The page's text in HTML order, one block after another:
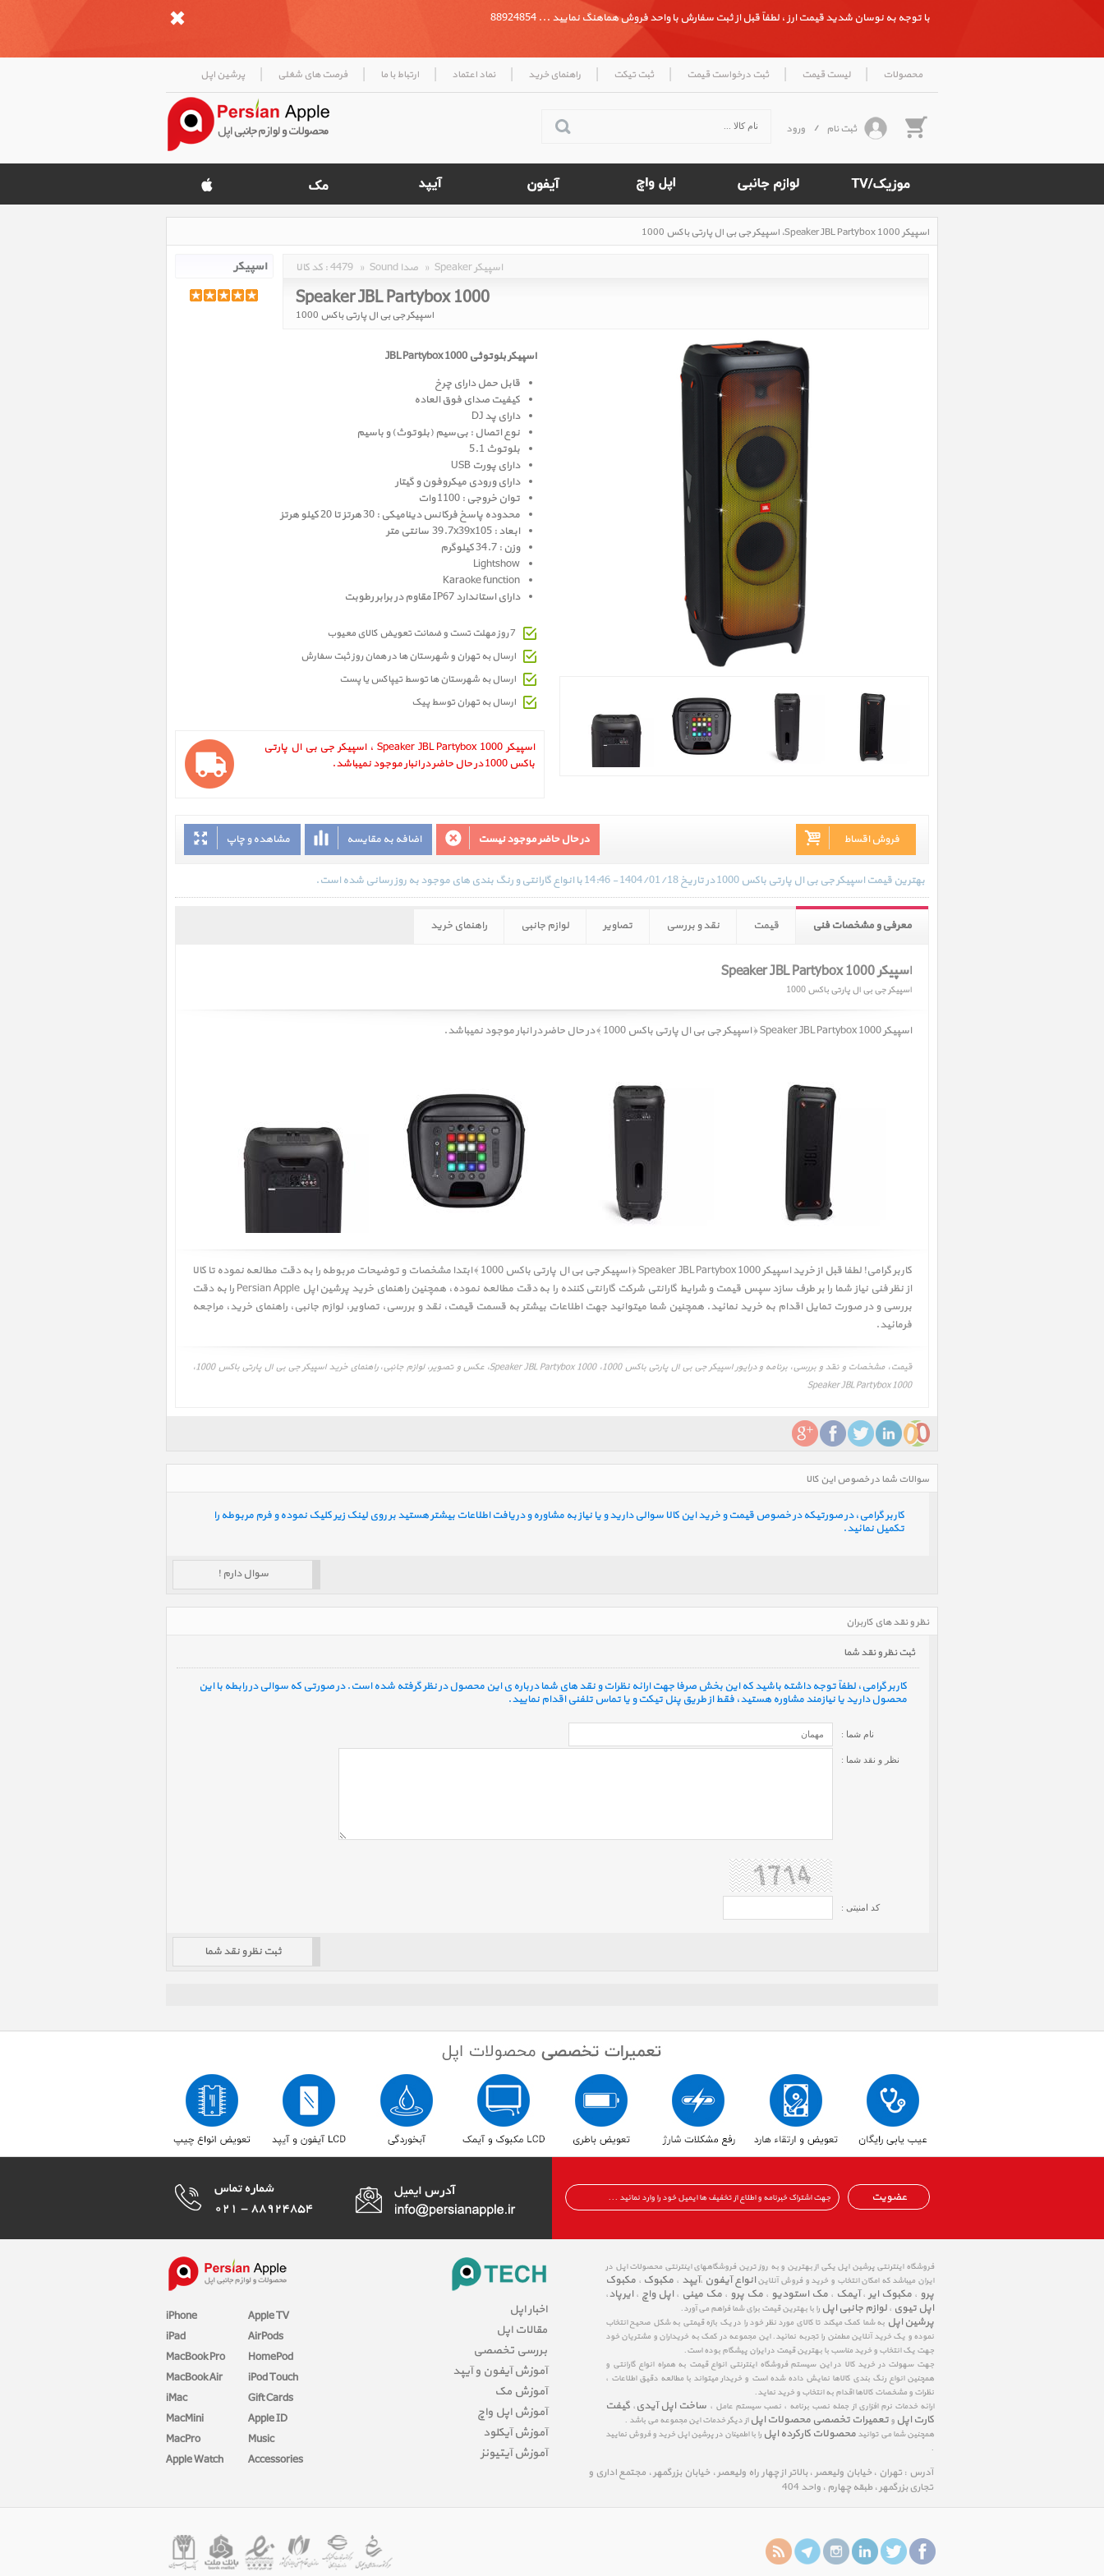
با توجه به نوسان شدید قیمت ارز ، لطفاً قبل از ثبت سفارش با واحد فروش هماهنگ نمایید ... 88924854
محصولات | لیست قیمت | ثبت درخواست قیمت | ثبت تیکت | راهنمای خرید | نماد اعتماد | ارتباط با ما | فرصت های شغلی | پرشین اپل
ثبت نام / ورود
اسپیکر Speaker JBL Partybox 1000، اسپیکر جی بی ال پارتی باکس 1000
Rated
کد کالا :4479 » Sound صدا » Speaker اسپیکر
Speaker JBL Partybox 1000
اسپیکر جی بی ال پارتی باکس 1000
اسپیکر بلوتوثی JBL Partybox 1000
قابل حمل دارای چرخ
کیفیت صدای فوق العاده
دارای پد DJ
نوع اتصال : بی‌سیم (بلوتوث) و باسیم
بلوتوث 5.1
دارای پورت USB
دارای ورودی میکروفون و گیتار
توان خروجی : 1100 وات
محدوده پاسخ فرکانس دینامیکی : 30 هرتز تا 20 کیلو هرتز
ابعاد : 39.7x39x105 سانتی متر
وزن : 34.7 کیلوگرم
Lightshow
Karaoke function
دارای استاندارد IP67 مقاوم در برابر رطوبت
7 روز مهلت تست و ضمانت تعویض کالای معیوب
ارسال به تهران و شهرستان ها در همان روز ثبت سفارش
ارسال به شهرستان ها توسط تیپاکس یا پست
ارسال به تهران توسط پیک
اسپیکر Speaker JBL Partybox 1000 ، اسپیکر جی بی ال پارتی
باکس 1000 در حال حاضر در انبار موجود نمیباشد.
مشاهده و چاپ اضافه به مقایسه در حال حاضر موجود نیست فروش اقساط
بهترین قیمت اسپیکر جی بی ال پارتی باکس 1000 در تاریخ 1404/01/18 - 14:46 با انواع گارانتی و رنگ بندی های موجود به روز رسانی شده است.
معرفی و مشخصات فنی قیمت نقد و بررسی تصاویر لوازم جانبی راهنمای خرید
اسپیکر Speaker JBL Partybox 1000
اسپیکر جی بی ال پارتی باکس 1000
اسپیکر Speaker JBL Partybox 1000 ﴿ اسپیکر جی بی ال پارتی باکس 1000 ﴾ در حال حاضر در انبار موجود نمیباشد.
کاربر گرامی! لطفا قبل از خرید اسپیکر Speaker JBL Partybox 1000 ﴿ اسپیکر جی بی ال پارتی باکس 1000 ﴾ ابتدا مشخصات و توضیحات مربوطه را به دقت مطالعه نموده تا کالا
از نظر فنی نیاز شما را بر طرف سازد سپس قیمت و شرایط گارانتی شرکت گارانتی کننده را به دقت مطالعه نموده، همچنین راهنمای خرید پرشین اپل Persian Apple را به دقت
بررسی و در صورت تمایل اقدام به خرید نمائید. همچنین شما میتوانید جهت اطلاعات بیشتر به قسمت قیمت، نقد و بررسی، تصاویر، لوازم جانبی، راهنمای خرید، مراجعه
فرمائید.
قیمت، مشخصات و نقد و بررسی، برنامه و درایور اسپیکر جی بی ال پارتی باکس 1000، Speaker JBL Partybox 1000، عکس و تصویر، لوازم جانبی، راهنمای خرید اسپیکر جی بی ال پارتی باکس 1000،
Speaker JBL Partybox 1000
سوالات شما در خصوص این کالا
کاربر گرامی، در صورتیکه در خصوص قیمت و خرید این کالا سوالی دارید و یا نیاز به مشاوره و دریافت اطلاعات بیشتر هستید بر روی لینک زیر کلیک نموده و فرم مربوطه را
تکمیل نمائید.
سوال دارم !
نظر و نقد های کاربران
ثبت نظر و نقد شما
کاربر گرامی، لطفاً توجه داشته باشید که این بخش صرفا جهت ارائه نظرات و نقد های شما درباره ی این محصول در نظر گرفته شده است. در صورتی که سوالی در رابطه با این
محصول دارید یا نیازمند مشاوره هستید، فقط از طریق پنل تیکت و یا تماس تلفنی اقدام نمایید.
نام شما :
نظر و نقد شما :
کد امنیتی :
عضویت
iPhone
iPad
MacBook Pro
MacBook Air
iMac
MacMini
MacPro
Apple Watch
Apple TV
AirPods
HomePod
iPod Touch
Gift Cards
Apple ID
Music
Accessories
اخبار اپل
مقالات اپل
بررسی تخصصی
آموزش آیفون و آیپد
آموزش مک
آموزش اپل واچ
آموزش آیکلود
آموزش آیتیونز
فروشگاه اینترنتی پرشین اپل یکی از بهترین و به روز ترین فروشگاههای اینترنتی محصولات اپل در
ایران میباشد که امکان انتخاب و خرید و فروش آنلاینانواع آیفون ،آیپد ، مکبوک ، مکبوک
پرو ، مکبوک ایر ، آیمک ، مک استودیو ، مک پرو ، مک مینی ، اپل واچ ، ایرپاد،
اپل تیوی ، لوازم جانبی اپل را با بهترین قیمت برای شما فراهم می آورد.
پرشین اپل به شما کمک میکند تا کالای مورد نظر خود را در یک بازه قیمتی به شکل صحیح انتخاب
نموده و یک خرید آنلاین مطمئن را تجربه نمائید. این مجموعه در کمک به خریداران و مشتریان خود
جهت یک انتخاب و خرید مناسب با بهترین قیمت در ایران پیشگام بوده است.
جهت سهولت در خرید کالا در این سیستم فروشگاه اینترنتی انواع قیمت به همراه انواع گارانتی و
همچنین انواع رنگ بندی کالاها نمایش داده شده است و خریدار میتواند با مطالعه دقیق اطلاعات ،
نظرات و مشخصات کالاها اقدام به انتخاب و خرید نماید.
ارائه خدمات نرم افزاری از جمله نصب برنامه ، نصب سیستم عامل ، ساخت اپل آیدی ، گیفت
کارت اپل و تعمیرات تخصصی محصولات اپل از دیگر خدمات این مجموعه می باشد .
همچنین شما می توانید محصولات کارکرده اپل را با اطمینان در پرشین اپل خرید و فروش نمایید
.
آدرس : تهران ، خیابان ولیعصر ، بالاتر از چهار راه ولیعصر ، خیابان بزرگمهر ، مجتمع اداری و
تجاری بزرگمهر ، طبقه چهارم ، واحد 404